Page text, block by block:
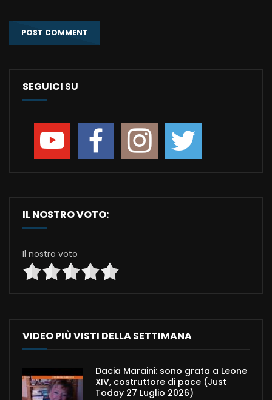
SEGUICI SU
IL NOSTRO VOTO:
Il nostro voto
VIDEO PIÙ VISTI DELLA SETTIMANA
Dacia Maraini: sono grata a Leone
XIV, costruttore di pace (Just
Today 27 Luglio 2026)